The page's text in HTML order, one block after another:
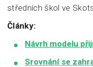
středních škol ve
Články:
Návrh modelu
Srovnání se